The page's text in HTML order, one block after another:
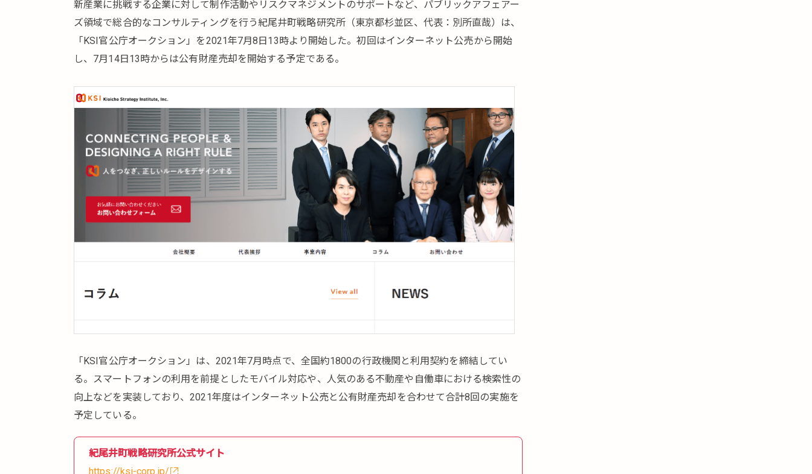
新産業に挑戦する企業に対して制作活動やリスクマネジメントのサポートなど、パブリックアフェアー
ズ領域で総合的なコンサルティングを行う紀尾井町戦略研究所（東京都杉並区、代表：別所直哉）は、
「KSI官公庁オークション」を2021年7月8日13時より開始した。初回はインターネット公売から開始
し、7月14日13時からは公有財産売却を開始する予定である。
「KSI官公庁オークション」は、2021年7月時点で、全国約1800の行政機関と利用契約を締結してい
る。スマートフォンの利用を前提としたモバイル対応や、人気のある不動産や自働車における検索性の
向上などを実装しており、2021年度はインターネット公売と公有財産売却を合わせて合計8回の実施を
予定している。
紀尾井町戦略研究所公式サイト
https://ksi-corp.jp/